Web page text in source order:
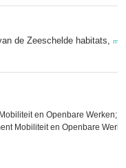
de Zeeschelde habitats,
en Openbare Werken;
Mobiliteit en Openbare